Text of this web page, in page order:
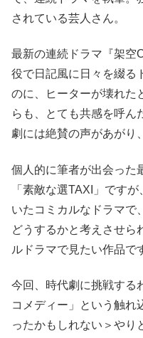
されている芸人さん。
最新の連続ドラマ『架空
役で日記風に日々を綴る
のに、ヒーターが壊れた
らも、とても共感を呼ん
劇には絶賛の声があがり
個人的に筆者が出会った
「素敵な選TAXI」です
いたコミカルなドラマで
どうするかと考えさせら
ルドラマで見たい作品で
今回、時代劇に挑戦する
コメディー」という触れ
ったかもしれない＞やり